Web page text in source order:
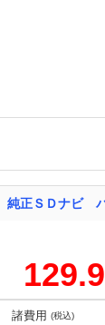
129.9
諸費用 (税込)